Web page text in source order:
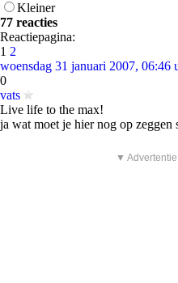
Kleiner
77 reacties
Reactiepagina:
1 2
woensdag 31 januari 2007, 06:46
0
vats
Live life to the max!
ja wat moet je hier nog op zeggen
▼